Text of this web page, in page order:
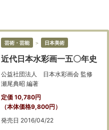
芸術・芸能 ＞ 日本美術
近代日本水彩画一五〇年史
公益社団法人 日本水彩画会 監修
瀬尾典昭 編著
定価 10,780円
（本体価格9,800円）
発売日 2016/04/22